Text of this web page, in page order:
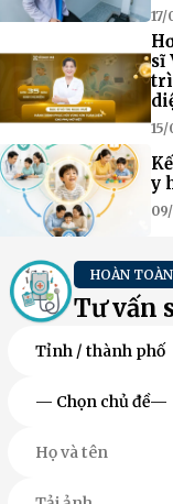
sĩ
y
HOÀN
Tư vấn